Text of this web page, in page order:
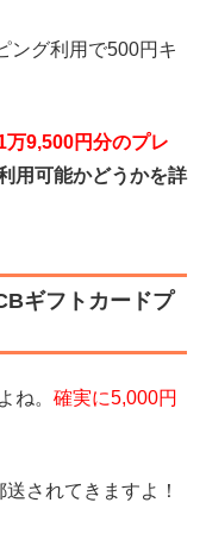
ング利用で500円キ
万9,500円分のプレ
用可能かどうかを詳
ギフトカードプ
ね。 確実に5,000円
されてきますよ！